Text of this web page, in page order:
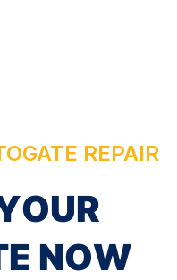
REPAIR
OUR
E NOW